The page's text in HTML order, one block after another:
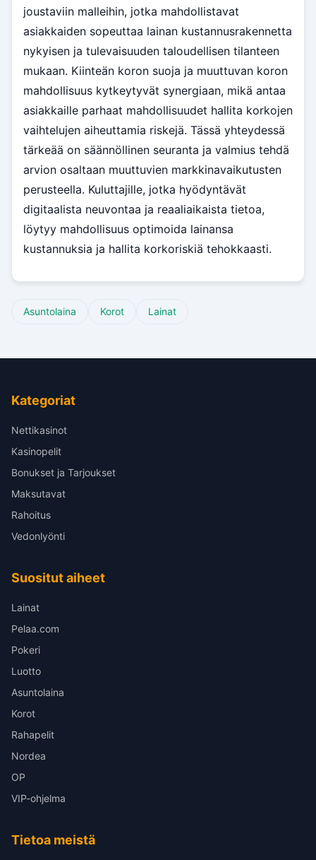
joustaviin malleihin, jotka mahdollistavat
asiakkaiden sopeuttaa lainan kustannusrakennetta
nykyisen ja tulevaisuuden taloudellisen tilanteen
mukaan. Kiinteän koron suoja ja muuttuvan koron
mahdollisuus kytkeytyvät synergiaan, mikä antaa
asiakkaille parhaat mahdollisuudet hallita korkojen
vaihtelujen aiheuttamia riskejä. Tässä yhteydessä
tärkeää on säännöllinen seuranta ja valmius tehdä
arvion osaltaan muuttuvien markkinavaikutusten
perusteella. Kuluttajille, jotka hyödyntävät
digitaalista neuvontaa ja reaaliaikaista tietoa,
löytyy mahdollisuus optimoida lainansa
kustannuksia ja hallita korkoriskiä tehokkaasti.
Asuntolaina Korot Lainat
Kategoriat
Nettikasinot
Kasinopelit
Bonukset ja Tarjoukset
Maksutavat
Rahoitus
Vedonlyönti
Suositut aiheet
Lainat
Pelaa.com
Pokeri
Luotto
Asuntolaina
Korot
Rahapelit
Nordea
OP
VIP-ohjelma
Tietoa meistä